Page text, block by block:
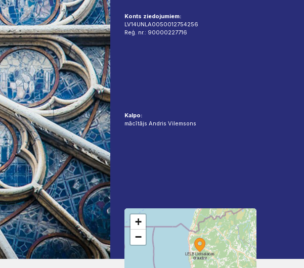
Konts ziedojumiem:
LV14UNLA0050012754256
Reģ. nr.: 90000227716
Kalpo:
mācītājs Andris Vilemsons
LELB Lielsalacas
draudze
+
−